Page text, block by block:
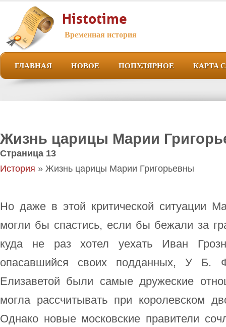
Histotime
Временная история
ГЛАВНАЯ НОВОЕ ПОПУЛЯРНОЕ КАРТА
Жизнь царицы Марии
Страница 13
История » Жизнь царицы Марии Григорьевны
Но даже в этой критической ситуации
могли бы спастись, если бы бежали за
куда не раз хотел уехать Иван
опасавшийся своих подданных, У Б.
Елизаветой были самые дружеские
могла рассчитывать при королевском
Однако новые московские правители